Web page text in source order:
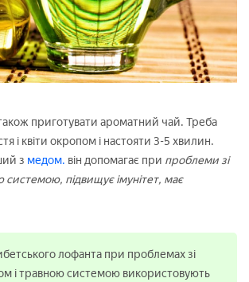
приготувати ароматний чай. Треба
і квіти окропом і настояти 3-5 хвилин.
з медом. він допомагає при проблеми зі
системою, підвищує імунітет, має
лофанта при проблемах зі
і травною системою використовують